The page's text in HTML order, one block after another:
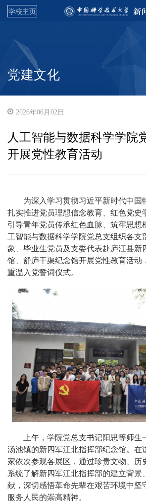
学校主页
党建文化
2026年06月02日
人工智能与数据科学学院
开展党性教育活动
为深入学习贯彻习近平新时代中国
扎实推进党员理想信念教育、红色党史
引导青年党员传承红色血脉、筑牢思想
工智能与数据科学学院党总支组织各支
象、毕业生党员及支委代表赴庐江县新
馆、舒庐干渠纪念馆开展党性教育活动
重温入党誓词仪式。
上午，学院党总支书记阳思等师
汤池镇的新四军江北指挥部纪念馆。在
家依次参观各展区，通过珍贵文物、历
系统了解新四军江北指挥部的建立背景
献，深切感悟革命先辈在艰苦环境中坚
服务人民的崇高精神。